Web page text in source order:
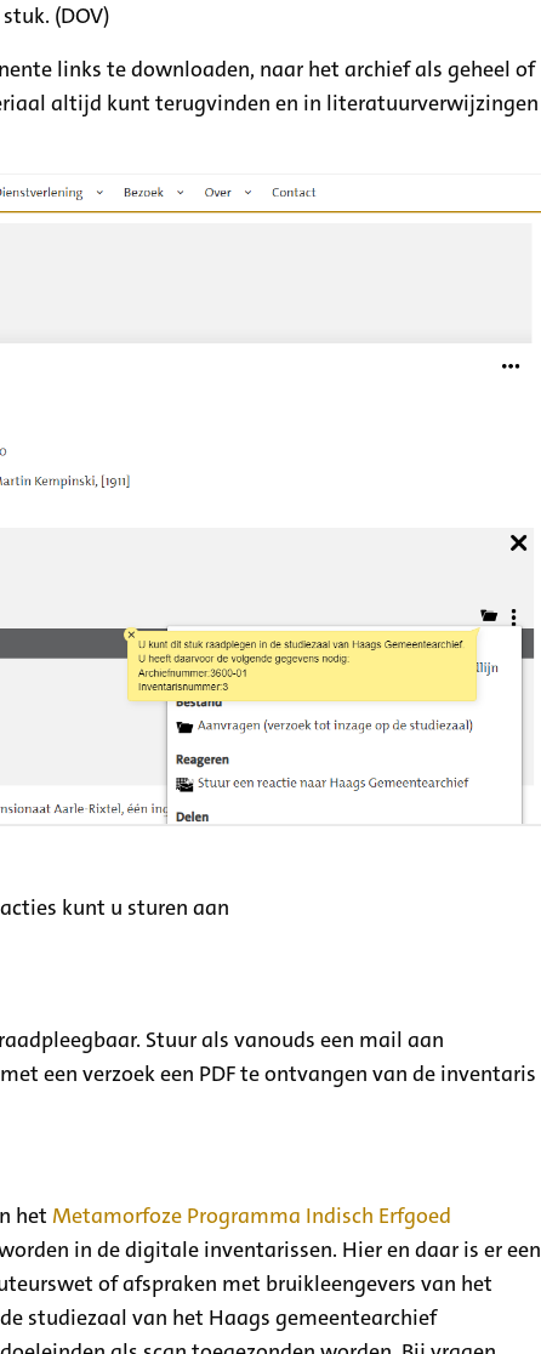
(DOV)
links te downloaden, naar het archief als geheel of
altijd kunt terugvinden en in literatuurverwijzingen
kunt u sturen aan
Stuur als vanouds een mail aan
met een verzoek een PDF te ontvangen van de inventaris
het Metamorfoze Programma Indisch Erfgoed
in de digitale inventarissen. Hier en daar is er een
of afspraken met bruikleengevers van het
studiezaal van het Haags gemeentearchief